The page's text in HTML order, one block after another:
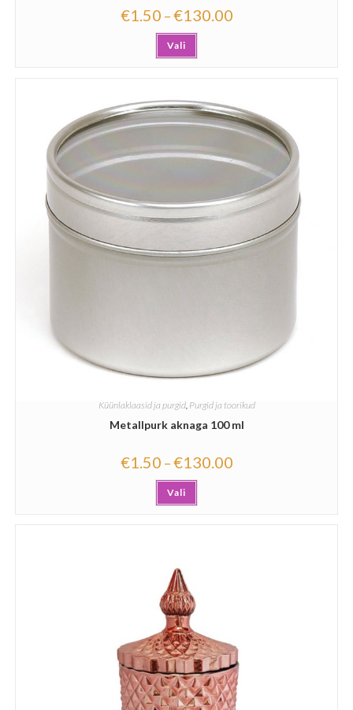
€1.50 –€130.00
Vali
Küünlaklaasid ja purgid, Purgid ja toorikud
Metallpurk aknaga 100 ml
€1.50 –€130.00
Vali